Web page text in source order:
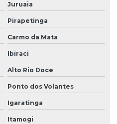
Juruaia
Pirapetinga
Carmo da Mata
Ibiraci
Alto Rio Doce
Ponto dos Volantes
Igaratinga
Itamogi